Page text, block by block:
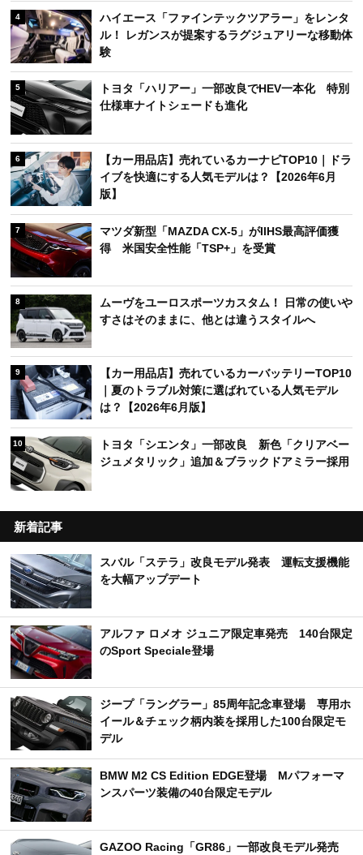
4
ハイエース「ファインテックツアラー」をレンタ
ル！ レガンスが提案するラグジュアリーな移動体
験
5
トヨタ「ハリアー」一部改良でHEV一本化 特別
仕様車ナイトシェードも進化
6
【カー用品店】売れているカーナビTOP10｜ドラ
イブを快適にする人気モデルは？【2026年6月
版】
7
マツダ新型「MAZDA CX-5」がIIHS最高評価獲
得 米国安全性能「TSP+」を受賞
8
ムーヴをユーロスポーツカスタム！ 日常の使いや
すさはそのままに、他とは違うスタイルへ
9
【カー用品店】売れているカーバッテリーTOP10
｜夏のトラブル対策に選ばれている人気モデル
は？【2026年6月版】
10
トヨタ「シエンタ」一部改良 新色「クリアベー
ジュメタリック」追加＆ブラックドアミラー採用
新着記事
スバル「ステラ」改良モデル発表 運転支援機能
を大幅アップデート
アルファ ロメオ ジュニア限定車発売 140台限定
のSport Speciale登場
ジープ「ラングラー」85周年記念車登場 専用ホ
イール＆チェック柄内装を採用した100台限定モ
デル
BMW M2 CS Edition EDGE登場 Mパフォーマ
ンスパーツ装備の40台限定モデル
GAZOO Racing「GR86」一部改良モデル発売